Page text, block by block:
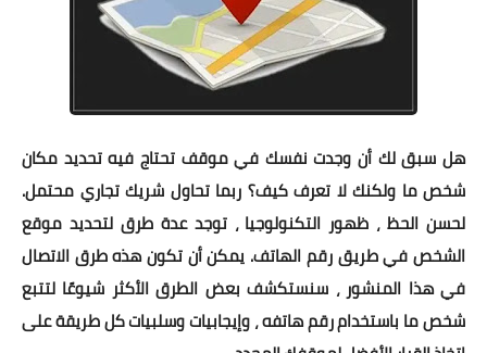
هل سبق لك أن وجدت نفسك في موقف تحتاج فيه تحديد مكان
شخص ما ولكنك لا تعرف كيف؟ ربما تحاول شريك تجاري محتمل.
لحسن الحظ ، ظهور التكنولوجيا ، توجد عدة طرق لتحديد موقع
الشخص في طريق رقم الهاتف. يمكن أن تكون هذه طرق الاتصال
في هذا المنشور ، سنستكشف بعض الطرق الأكثر شيوعًا لتتبع
شخص ما باستخدام رقم هاتفه ، وإيجابيات وسلبيات كل طريقة على